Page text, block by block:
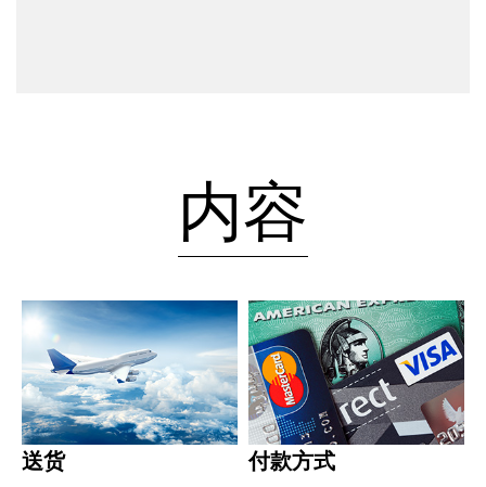
内容
送货 付款方式